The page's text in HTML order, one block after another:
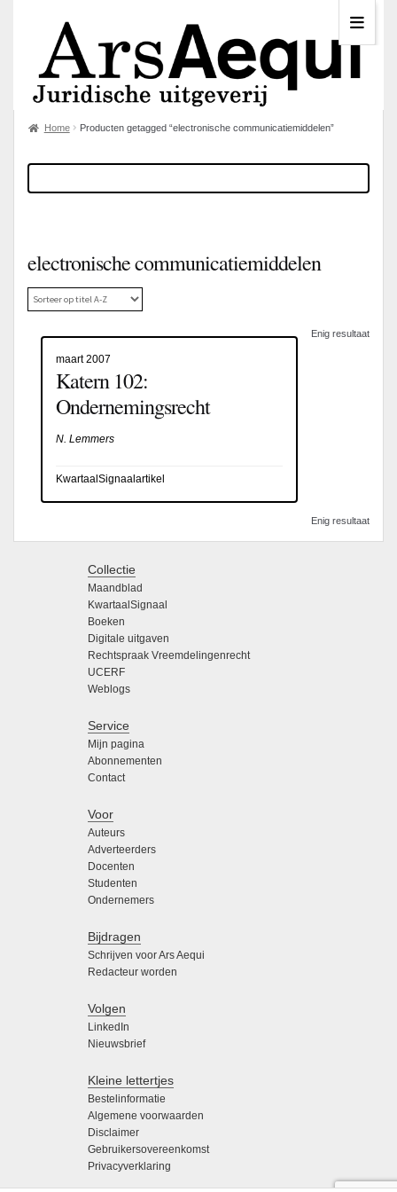
Home Producten getagged “electronische communicatiemiddelen”
electronische communicatiemiddelen
Enig resultaat
maart 2007
Katern 102:
Ondernemingsrecht
N. Lemmers
KwartaalSignaalartikel
Enig resultaat
Collectie
Maandblad
KwartaalSignaal
Boeken
Digitale uitgaven
Rechtspraak Vreemdelingenrecht
UCERF
Weblogs
Service
Mijn pagina
Abonnementen
Contact
Voor
Auteurs
Adverteerders
Docenten
Studenten
Ondernemers
Bijdragen
Schrijven voor Ars Aequi
Redacteur worden
Volgen
LinkedIn
Nieuwsbrief
Kleine lettertjes
Bestelinformatie
Algemene voorwaarden
Disclaimer
Gebruikersovereenkomst
Privacyverklaring